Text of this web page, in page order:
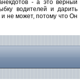
- а это верный
водителей и дарить
не может, потому что Он